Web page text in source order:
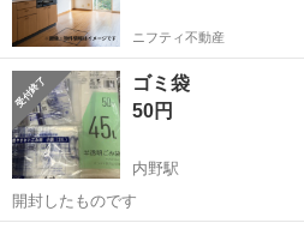
ニフティ不動産
ゴミ袋
50円
内野駅
開封したものです